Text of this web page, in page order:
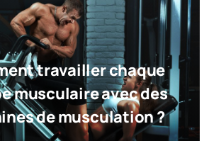
travailler chaque
musculaire avec des
de musculation ?